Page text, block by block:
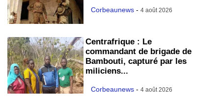
Corbeaunews - 4 août 2026
Centrafrique : Le
commandant de brigade de
Bambouti, capturé par les
miliciens...
Corbeaunews - 4 août 2026